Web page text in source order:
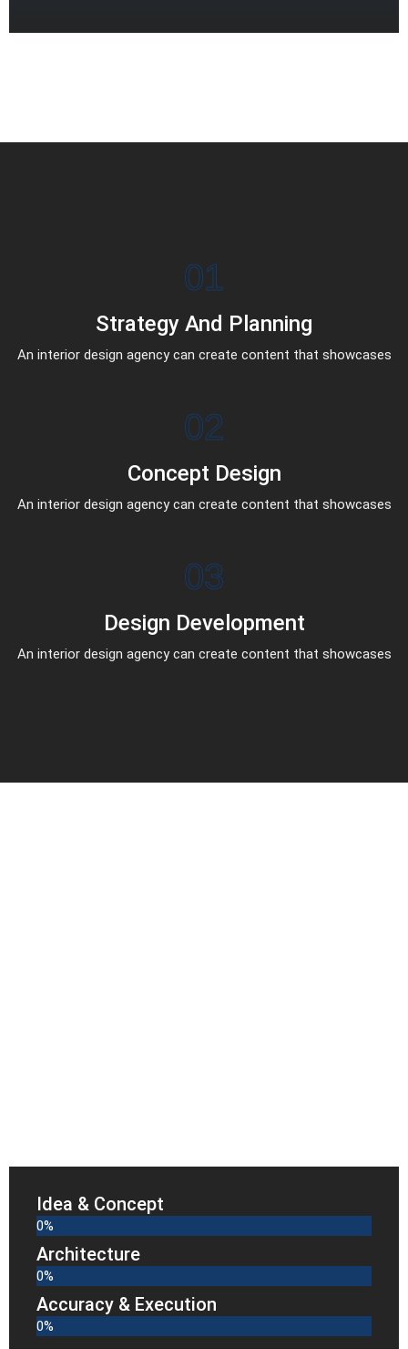
01
Strategy And Planning
An interior design agency can create content that showcases
02
Concept Design
An interior design agency can create content that showcases
03
Design Development
An interior design agency can create content that showcases
Idea & Concept
0%
Architecture
0%
Accuracy & Execution
0%